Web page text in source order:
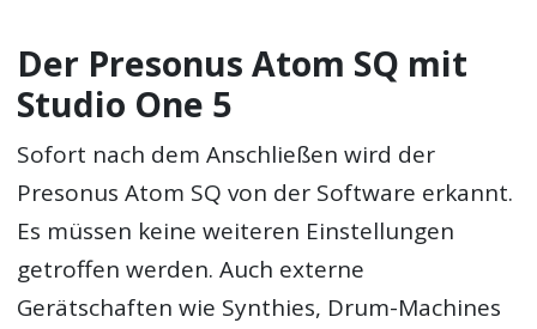
Der Presonus Atom SQ mit
Studio One 5
Sofort nach dem Anschließen wird der
Presonus Atom SQ von der Software erkannt.
Es müssen keine weiteren Einstellungen
getroffen werden. Auch externe
Gerätschaften wie Synthies, Drum-Machines